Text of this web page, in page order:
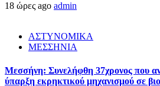
18 ώρες ago admin
ΑΣΤΥΝΟΜΙΚΑ
ΜΕΣΣΗΝΙΑ
Μεσσήνη: Συνελήφθη 37χρονος που
ύπαρξη εκρηκτικού μηχανισμού σε